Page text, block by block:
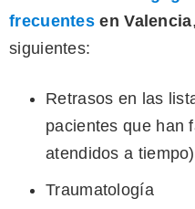
frecuentes en Valencia
siguientes:
Retrasos en las
pacientes que han
atendidos a tiempo)
Traumatología